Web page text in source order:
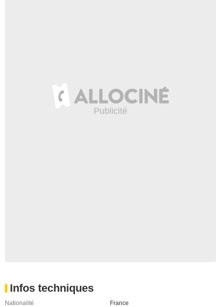
Infos techniques
Nationalité
France